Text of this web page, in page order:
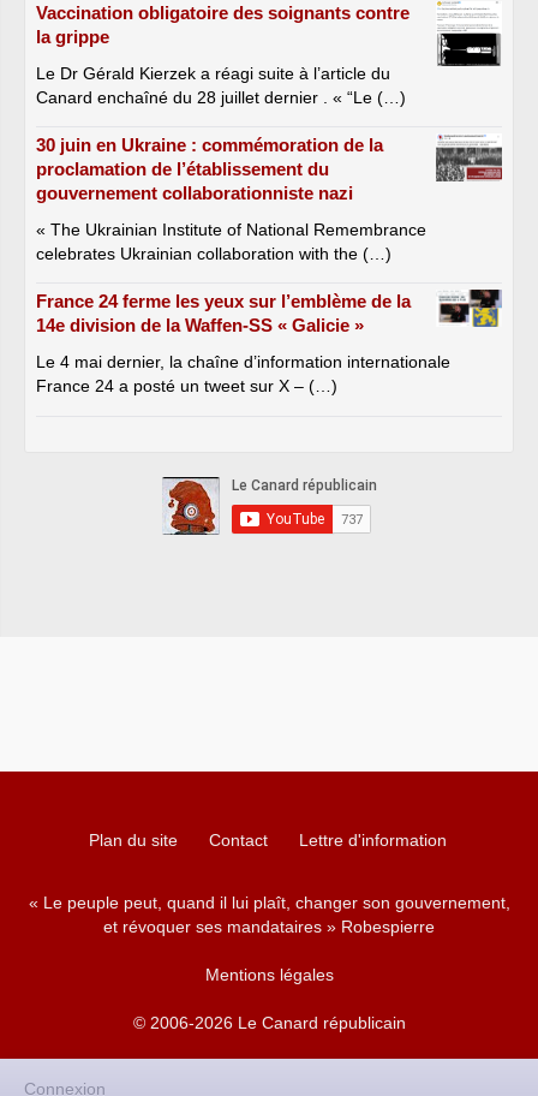
Vaccination obligatoire des soignants contre
la grippe
Le Dr Gérald Kierzek a réagi suite à l’article du
Canard enchaîné du 28 juillet dernier . « “Le (…)
30 juin en Ukraine : commémoration de la
proclamation de l’établissement du
gouvernement collaborationniste nazi
« The Ukrainian Institute of National Remembrance
celebrates Ukrainian collaboration with the (…)
France 24 ferme les yeux sur l’emblème de la
14e division de la Waffen-SS « Galicie »
Le 4 mai dernier, la chaîne d’information internationale
France 24 a posté un tweet sur X – (…)
Plan du site Contact Lettre d'information
« Le peuple peut, quand il lui plaît, changer son gouvernement,
et révoquer ses mandataires » Robespierre
Mentions légales
© 2006-2026 Le Canard républicain
Connexion